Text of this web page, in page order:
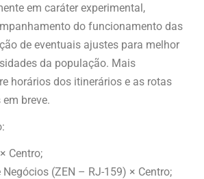
em caráter experimental,
do funcionamento das
de eventuais ajustes para melhor
da população. Mais
horários dos itinerários e as rotas
breve.
Centro;
(ZEN – RJ-159) × Centro;